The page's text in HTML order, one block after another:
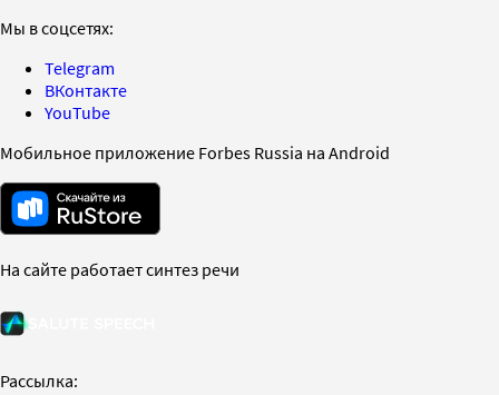
Мы в соцсетях:
Telegram
ВКонтакте
YouTube
Мобильное приложение Forbes Russia на Android
На сайте работает синтез речи
Рассылка: